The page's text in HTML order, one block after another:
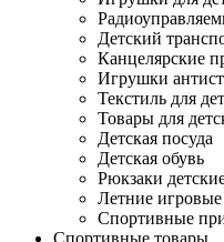
Детский
Канцелярские
Игрушки
Текстиль для
Товары для
Детская посуда
Детская обувь
Рюкзаки
Летние
Спортивные
Спортивные товары